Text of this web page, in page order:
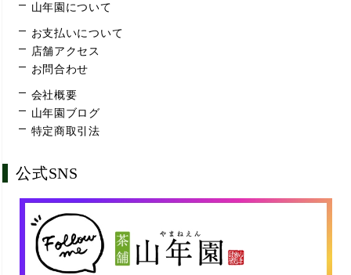
山年園について
お支払いについて
店舗アクセス
お問合わせ
会社概要
山年園ブログ
特定商取引法
公式SNS